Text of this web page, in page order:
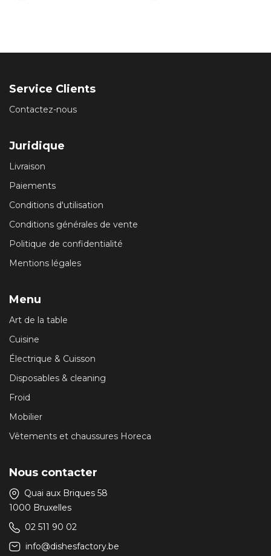
Service Clients
Contactez-nous
Juridique
Livraison
Paiements
Conditions d'utilisation
Conditions générales de vente
Politique de confidentialité
Mentions légales
Menu
Art de la table
Cuisine
Électrique & Cuisson
Disposables & cleaning
Froid
Mobilier
Vêtements et chaussures Horeca
Nous contacter
Quai aux Briques 58
1000 Bruxelles
02 511 90 02
info@dishesfactory.be